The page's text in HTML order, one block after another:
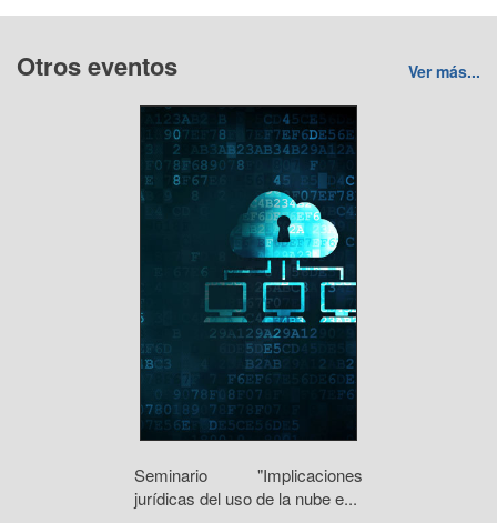
Otros eventos Ver más...
Seminario "Implicaciones
jurídicas del uso de la nube e...